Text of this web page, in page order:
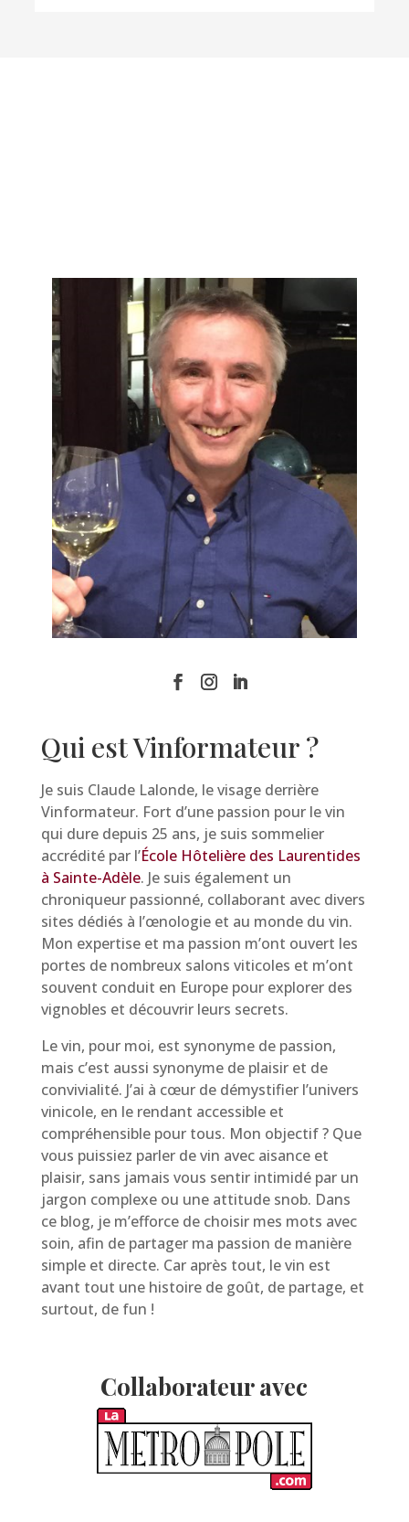
Qui est Vinformateur ?
Je suis Claude Lalonde, le visage derrière
Vinformateur. Fort d’une passion pour le vin
qui dure depuis 25 ans, je suis sommelier
accrédité par l’École Hôtelière des Laurentides
à Sainte-Adèle. Je suis également un
chroniqueur passionné, collaborant avec divers
sites dédiés à l’œnologie et au monde du vin.
Mon expertise et ma passion m’ont ouvert les
portes de nombreux salons viticoles et m’ont
souvent conduit en Europe pour explorer des
vignobles et découvrir leurs secrets.
Le vin, pour moi, est synonyme de passion,
mais c’est aussi synonyme de plaisir et de
convivialité. J’ai à cœur de démystifier l’univers
vinicole, en le rendant accessible et
compréhensible pour tous. Mon objectif ? Que
vous puissiez parler de vin avec aisance et
plaisir, sans jamais vous sentir intimidé par un
jargon complexe ou une attitude snob. Dans
ce blog, je m’efforce de choisir mes mots avec
soin, afin de partager ma passion de manière
simple et directe. Car après tout, le vin est
avant tout une histoire de goût, de partage, et
surtout, de fun !
Collaborateur avec